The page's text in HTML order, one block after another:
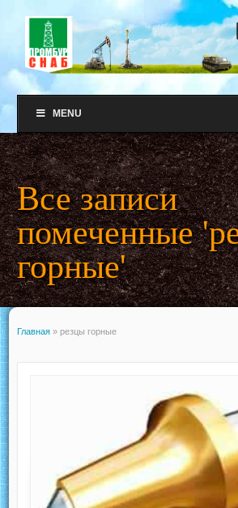
MENU
Все записи
помеченные
горные'
Главная » резцы горные